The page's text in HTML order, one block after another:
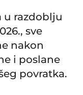
u razdoblju
sve
nakon
i poslane
povratka.